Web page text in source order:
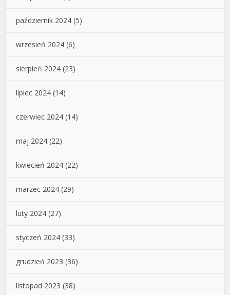
październik 2024 (5)
wrzesień 2024 (6)
sierpień 2024 (23)
lipiec 2024 (14)
czerwiec 2024 (14)
maj 2024 (22)
kwiecień 2024 (22)
marzec 2024 (29)
luty 2024 (27)
styczeń 2024 (33)
grudzień 2023 (36)
listopad 2023 (38)